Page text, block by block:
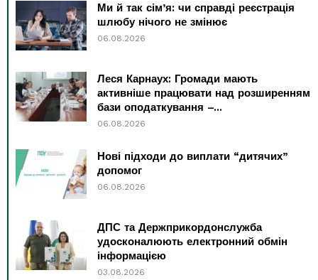
Ми й так сім’я: чи справді реєстрація
шлюбу нічого не змінює
06.08.2026
Леся Карнаух: Громади мають
активніше працювати над розширенням
бази оподаткування –...
06.08.2026
Нові підходи до виплати “дитячих”
допомог
06.08.2026
ДПС та Держприкордонслужба
удосконалюють електронний обмін
інформацією
03.08.2026